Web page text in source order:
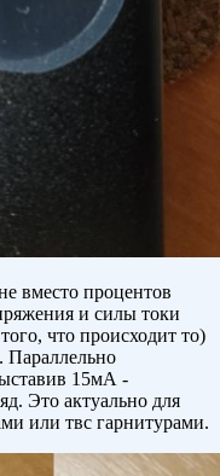
вместо процентов
и силы токи
что происходит то)
Параллельно
15мА -
Это актуально для
или твс гарнитурами.